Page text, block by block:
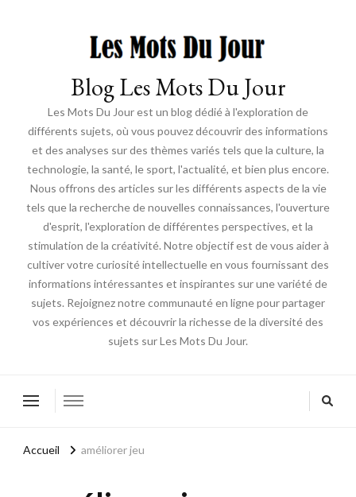
Blog Les Mots Du Jour
Les Mots Du Jour est un blog dédié à l'exploration de
différents sujets, où vous pouvez découvrir des informations
et des analyses sur des thèmes variés tels que la culture, la
technologie, la santé, le sport, l'actualité, et bien plus encore.
Nous offrons des articles sur les différents aspects de la vie
tels que la recherche de nouvelles connaissances, l'ouverture
d'esprit, l'exploration de différentes perspectives, et la
stimulation de la créativité. Notre objectif est de vous aider à
cultiver votre curiosité intellectuelle en vous fournissant des
informations intéressantes et inspirantes sur une variété de
sujets. Rejoignez notre communauté en ligne pour partager
vos expériences et découvrir la richesse de la diversité des
sujets sur Les Mots Du Jour.
Accueil améliorer jeu